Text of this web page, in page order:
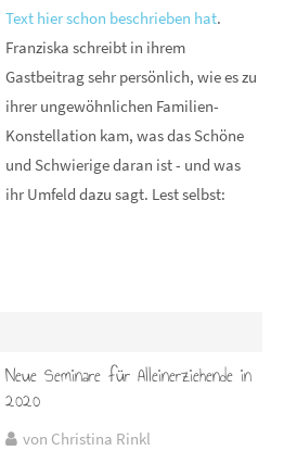
Text hier schon beschrieben hat.
Franziska schreibt in ihrem
Gastbeitrag sehr persönlich, wie es zu
ihrer ungewöhnlichen Familien-
Konstellation kam, was das Schöne
und Schwierige daran ist - und was
ihr Umfeld dazu sagt. Lest selbst:
Neue Seminare für Alleinerziehende in
2020
von Christina Rinkl